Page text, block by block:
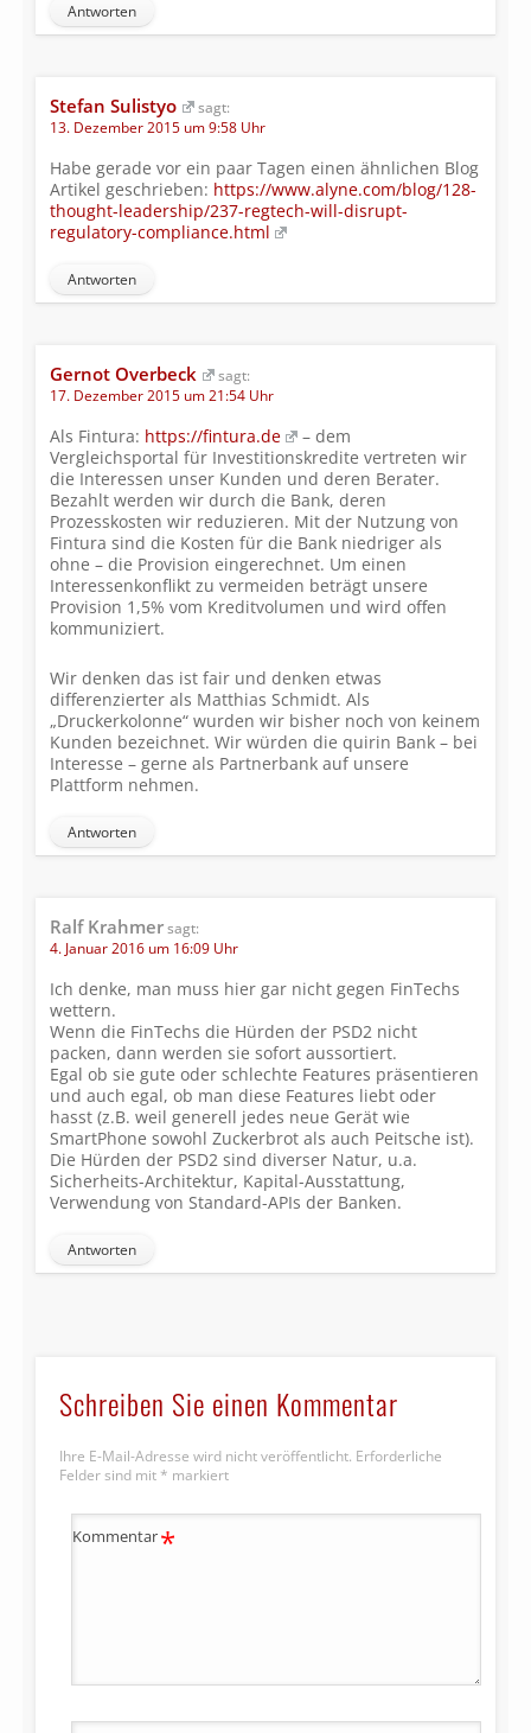
Antworten
Stefan Sulistyo
sagt:
13. Dezember 2015 um 9:58 Uhr
Habe gerade vor ein paar Tagen einen ähnlichen Blog
Artikel geschrieben: https://www.alyne.com/blog/128-
thought-leadership/237-regtech-will-disrupt-
regulatory-compliance.html
Antworten
Gernot Overbeck
sagt:
17. Dezember 2015 um 21:54 Uhr
Als Fintura: https://fintura.de
– dem
Vergleichsportal für Investitionskredite vertreten wir
die Interessen unser Kunden und deren Berater.
Bezahlt werden wir durch die Bank, deren
Prozesskosten wir reduzieren. Mit der Nutzung von
Fintura sind die Kosten für die Bank niedriger als
ohne – die Provision eingerechnet. Um einen
Interessenkonflikt zu vermeiden beträgt unsere
Provision 1,5% vom Kreditvolumen und wird offen
kommuniziert.
Wir denken das ist fair und denken etwas
differenzierter als Matthias Schmidt. Als
„Druckerkolonne“ wurden wir bisher noch von keinem
Kunden bezeichnet. Wir würden die quirin Bank – bei
Interesse – gerne als Partnerbank auf unsere
Plattform nehmen.
Antworten
Ralf Krahmersagt:
4. Januar 2016 um 16:09 Uhr
Ich denke, man muss hier gar nicht gegen FinTechs
wettern.
Wenn die FinTechs die Hürden der PSD2 nicht
packen, dann werden sie sofort aussortiert.
Egal ob sie gute oder schlechte Features präsentieren
und auch egal, ob man diese Features liebt oder
hasst (z.B. weil generell jedes neue Gerät wie
SmartPhone sowohl Zuckerbrot als auch Peitsche ist).
Die Hürden der PSD2 sind diverser Natur, u.a.
Sicherheits-Architektur, Kapital-Ausstattung,
Verwendung von Standard-APIs der Banken.
Antworten
Schreiben Sie einen Kommentar
Ihre E-Mail-Adresse wird nicht veröffentlicht. Erforderliche
Felder sind mit * markiert
Kommentar*